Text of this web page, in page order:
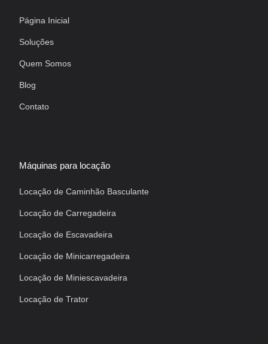
Página Inicial
Soluções
Quem Somos
Blog
Contato
Máquinas para locação
Locação de Caminhão Basculante
Locação de Carregadeira
Locação de Escavadeira
Locação de Minicarregadeira
Locação de Miniescavadeira
Locação de Trator